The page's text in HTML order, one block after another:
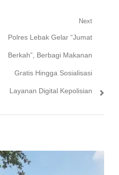
Next
Next
post:
Polres Lebak Gelar “Jumat
Berkah”, Berbagi Makanan
Gratis Hingga Sosialisasi
Layanan Digital Kepolisian